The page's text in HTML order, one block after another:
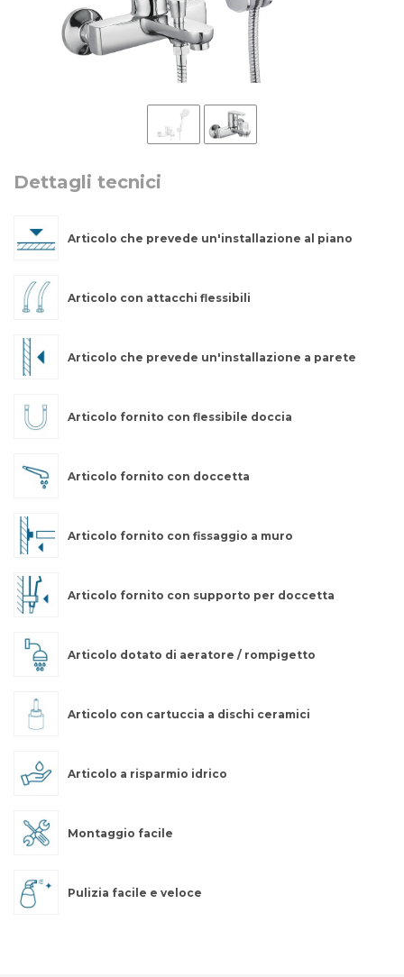
Dettagli tecnici
Articolo che prevede un'installazione al piano
Articolo con attacchi flessibili
Articolo che prevede un'installazione a parete
Articolo fornito con flessibile doccia
Articolo fornito con doccetta
Articolo fornito con fissaggio a muro
Articolo fornito con supporto per doccetta
Articolo dotato di aeratore / rompigetto
Articolo con cartuccia a dischi ceramici
Articolo a risparmio idrico
Montaggio facile
Pulizia facile e veloce